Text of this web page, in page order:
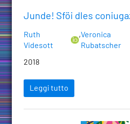
Junde! Sföi dles
Ruth
Videsott
,Veronica
Rubatscher
2018
Leggi tutto